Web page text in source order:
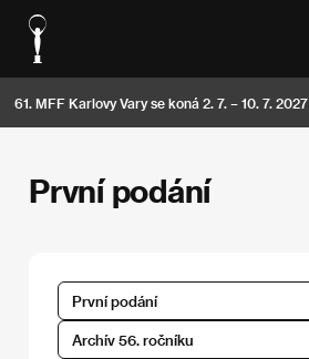
61. MFF Karlovy Vary se koná 2. 7. – 10. 7. 2027
První podání
První podání
Archív 56. ročníku